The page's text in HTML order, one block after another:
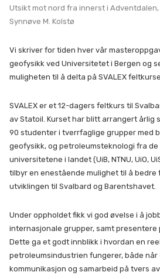
Utsikt mot nord fra innerst i
Synnøve M. Kolstø
Vi skriver for tiden hver vår
geofysikk ved Universitetet i Bergen og
muligheten til å delta på SVALEX
SVALEX er et 12-dagers feltkurs til
av Statoil. Kurset har blitt arrangert årlig
90 studenter i tverrfaglige grupper med
geofysikk, og petroleumsteknologi fra
universitetene i landet (UiB, NTNU, UiO,
tilbyr en enestående mulighet til å bedre
utviklingen til Svalbard og Barentshavet.
Under oppholdet fikk vi god øvelse i å
internasjonale grupper, samt presentere
Dette ga et godt innblikk i hvordan en
petroleumsindustrien fungerer, både når
kommunikasjon og samarbeid på tvers